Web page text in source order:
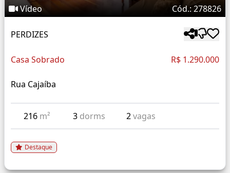
Vídeo Cód.: 278826
PERDIZES
Casa Sobrado R$ 1.290.000
Rua Cajaíba
216 m² 3 dorms 2vagas
Destaque